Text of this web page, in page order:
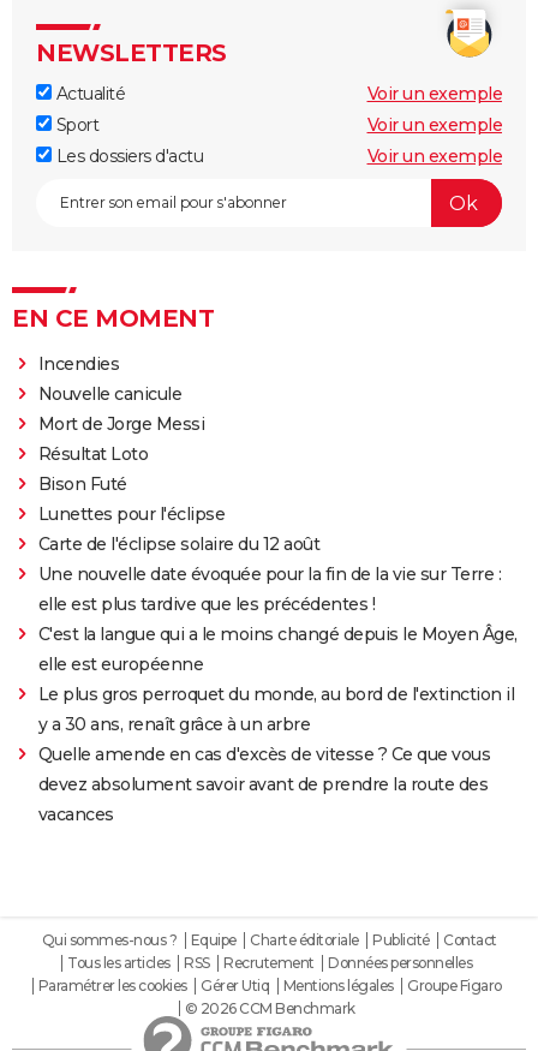
NEWSLETTERS
Actualité
Voir un exemple
Sport
Voir un exemple
Les dossiers d'actu
Voir un exemple
EN CE MOMENT
Incendies
Nouvelle canicule
Mort de Jorge Messi
Résultat Loto
Bison Futé
Lunettes pour l'éclipse
Carte de l'éclipse solaire du 12 août
Une nouvelle date évoquée pour la fin de la vie sur Terre :
elle est plus tardive que les précédentes !
C'est la langue qui a le moins changé depuis le Moyen Âge,
elle est européenne
Le plus gros perroquet du monde, au bord de l'extinction il
y a 30 ans, renaît grâce à un arbre
Quelle amende en cas d'excès de vitesse ? Ce que vous
devez absolument savoir avant de prendre la route des
vacances
Qui sommes-nous ? Equipe Charte éditoriale Publicité
Contact
Tous les articles
RSS Recrutement
Données personnelles
Paramétrer les cookies
Gérer Utiq Mentions légales
Groupe Figaro
© 2026 CCM Benchmark